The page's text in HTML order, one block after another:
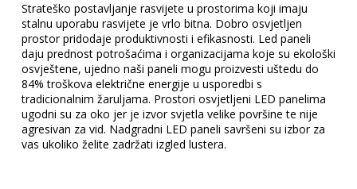
Strateško postavljanje rasvijete u prostorima koji imaju
stalnu uporabu rasvijete je vrlo bitna. Dobro osvjetljen
prostor pridodaje produktivnosti i efikasnosti. Led paneli
daju prednost potrošaćima i organizacijama koje su ekološki
osvještene, ujedno naši paneli mogu proizvesti uštedu do
84% troškova električne energije u usporedbi s
tradicionalnim žaruljama. Prostori osvjetljeni LED panelima
ugodni su za oko jer je izvor svjetla velike površine te nije
agresivan za vid. Nadgradni LED paneli savršeni su izbor za
vas ukoliko želite zadržati izgled lustera.